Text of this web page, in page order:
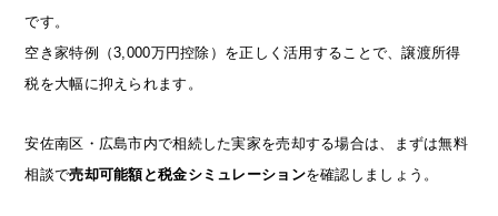
です。
空き家特例（3,000万円控除）を正しく活用することで、譲渡所得
税を大幅に抑えられます。
安佐南区・広島市内で相続した実家を売却する場合は、まずは無料
相談で売却可能額と税金シミュレーションを確認しましょう。